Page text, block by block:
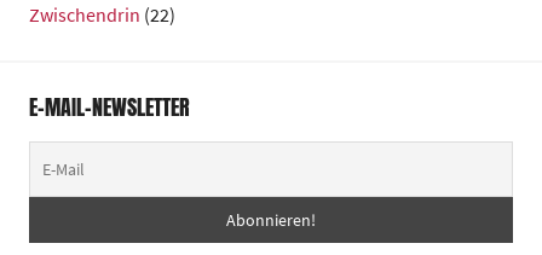
Zwischendrin (22)
E-MAIL-NEWSLETTER